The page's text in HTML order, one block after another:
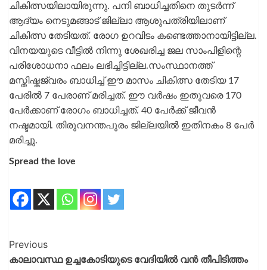
ചികിത്സയിലായിരുന്നു. പനി ബാധിച്ചതിനെ തുടർന്ന്
ആദ്യം നെടുമങ്ങാട് ജില്ലാ ആശുപത്രിയിലാണ്
ചികിത്സ തേടിയത്. രോഗ ഉറവിടം കണ്ടെത്താനായിട്ടില്ല.
വിനയയുടെ വീട്ടിൽ നിന്നു ശേഖരിച്ച ജല സാംപിളിന്റെ
പരിശോധനാ ഫലം ലഭിച്ചിട്ടില്ല.സംസ്ഥാനത്ത്
മസ്തിഷ്കജ്വരം ബാധിച്ച് ഈ മാസം ചികിത്സ തേടിയ 17
പേരിൽ 7 പേരാണ് മരിച്ചത്. ഈ വർഷം ഇതുവരെ 170
പേർക്കാണ് രോ​ഗം ബാധിച്ചത്. 40 പേർക്ക് ജീവൻ
നഷ്ടമായി. തിരുവനന്തപുരം ജില്ലയിൽ ഇതിനകം 8 പേർ
മരിച്ചു.
Spread the love
Previous
കാലാവസ്ഥ ഉച്ചകോടിയുടെ വേദിയില്‍ വന്‍ തീപിടിത്തം